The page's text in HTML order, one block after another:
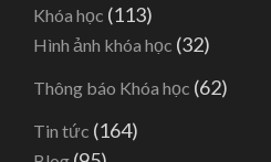
Khóa học (113)
Hình ảnh khóa học (32)
Thông báo Khóa học (62)
Tin tức (164)